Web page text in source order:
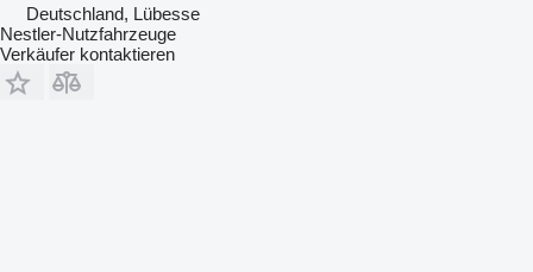
Deutschland, Lübesse
Nestler-Nutzfahrzeuge
Verkäufer kontaktieren